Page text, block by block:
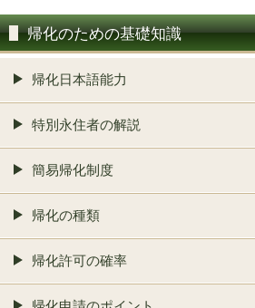
帰化のための基礎知識
帰化日本語能力
特別永住者の解説
簡易帰化制度
帰化の種類
帰化許可の確率